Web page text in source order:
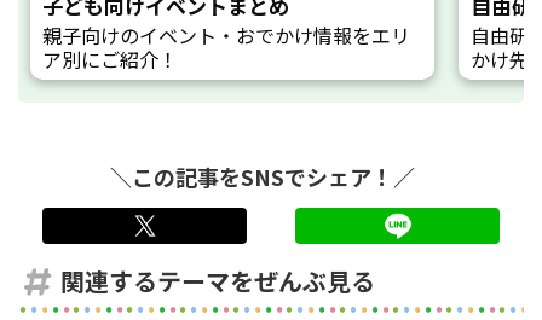
親子向けのイベント・おでかけ情報をエリ
ア別にご紹介！
自由研
かけ先
＼この記事をSNSでシェア！／
関連するテーマをぜんぶ見る